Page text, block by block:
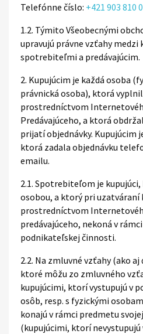
Telefónne číslo: +421 903 810
1.2. Týmito Všeobecnými
upravujú právne vzťahy medzi
spotrebiteľmi a predávajúcim.
2. Kupujúcim je každá osoba
právnická osoba), ktorá
prostredníctvom
Predávajúceho, a ktorá
prijatí objednávky. Kupujúcim
ktorá zadala objednávku
emailu.
2.1. Spotrebiteľom je
osobou, a ktorý pri uzatváraní
prostredníctvom
predávajúceho, nekoná v
podnikateľskej činnosti.
2.2. Na zmluvné vzťahy (ako
ktoré môžu zo zmluvného
kupujúcimi, ktorí vystupujú v
osôb, resp. s fyzickými
konajú v rámci predmetu
(kupujúcimi, ktorí nevystupujú